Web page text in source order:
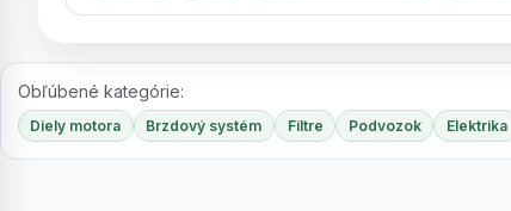
Obľúbené kategórie:
Diely motora Brzdový systém Filtre Podvozok Elektrika